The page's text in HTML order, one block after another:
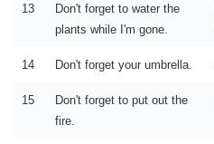
13
Don't forget to water the
plants while I'm gone.
14 Don't forget your umbrella.
15
Don't forget to put out the
fire.